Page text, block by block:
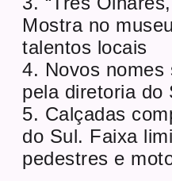
Mostra no
talentos locais
4. Novos nomes
pela diretoria do
5. Calçadas
do Sul. Faixa
pedestres e